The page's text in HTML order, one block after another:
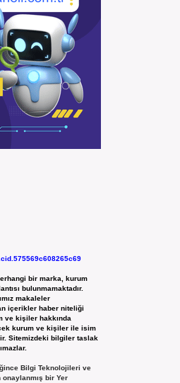
bir marka, kurum
bulunmamaktadır.
makaleler
içerikler haber niteliği
ve kişiler hakkında
kurum ve kişiler ile isim
Sitemizdeki bilgiler taslak
Bilgi Teknolojileri ve
onaylanmış bir Yer